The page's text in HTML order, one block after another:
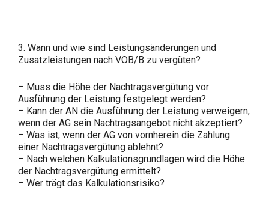
3. Wann und wie sind Leistungsänderungen und
Zusatzleistungen nach VOB/B zu vergüten?
– Muss die Höhe der Nachtragsvergütung vor
Ausführung der Leistung festgelegt werden?
– Kann der AN die Ausführung der Leistung verweigern,
wenn der AG sein Nachtragsangebot nicht akzeptiert?
– Was ist, wenn der AG von vornherein die Zahlung
einer Nachtragsvergütung ablehnt?
– Nach welchen Kalkulationsgrundlagen wird die Höhe
der Nachtragsvergütung ermittelt?
– Wer trägt das Kalkulationsrisiko?